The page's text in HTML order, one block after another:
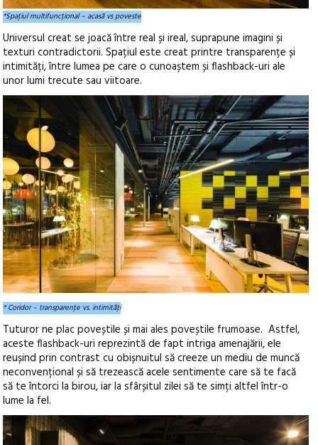
*Spaţiul multifuncţional – acasă vs poveste
Universul creat se joacă între real și ireal, suprapune imagini și
texturi contradictorii. Spațiul este creat printre transparențe și
intimități, între lumea pe care o cunoaștem și flashback-uri ale
unor lumi trecute sau viitoare.
* Coridor – transparenţe vs. intimităţi
Tuturor ne plac poveștile și mai ales poveștile frumoase. Astfel,
aceste flashback-uri reprezintă de fapt intriga amenajării, ele
reușind prin contrast cu obișnuitul să creeze un mediu de muncă
neconvențional și să trezească acele sentimente care să te facă
să te întorci la birou, iar la sfârșitul zilei să te simți altfel într-o
lume la fel.